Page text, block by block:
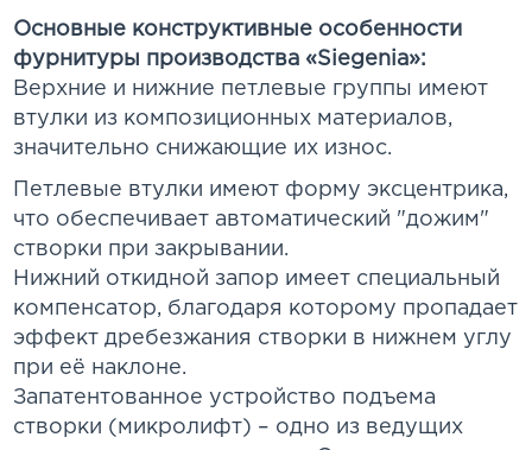
Основные конструктивные особенности
фурнитуры производства «Siegenia»:
Верхние и нижние петлевые группы имеют
втулки из композиционных материалов,
значительно снижающие их износ.
Петлевые втулки имеют форму эксцентрика,
что обеспечивает автоматический "дожим"
створки при закрывании.
Нижний откидной запор имеет специальный
компенсатор, благодаря которому пропадает
эффект дребезжания створки в нижнем углу
при её наклоне.
Запатентованное устройство подъема
створки (микролифт) – одно из ведущих